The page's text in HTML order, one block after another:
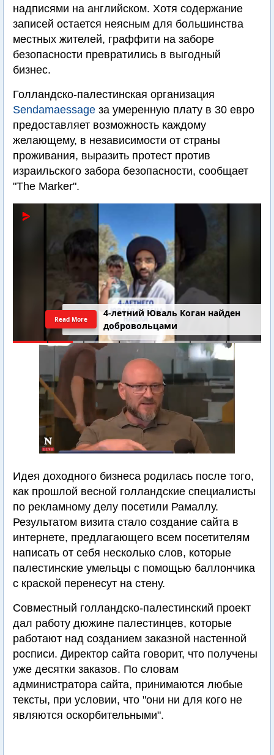
надписями на английском. Хотя содержание
записей остается неясным для большинства
местных жителей, граффити на заборе
безопасности превратились в выгодный
бизнес.
Голландско-палестинская организация
Sendamaessage за умеренную плату в 30 евро
предоставляет возможность каждому
желающему, в независимости от страны
проживания, выразить протест против
израильского забора безопасности, сообщает
"The Marker".
4-летний Юваль Коган найден
добровольцами
Read More
Идея доходного бизнеса родилась после того,
как прошлой весной голландские специалисты
по рекламному делу посетили Рамаллу.
Результатом визита стало создание сайта в
интернете, предлагающего всем посетителям
написать от себя несколько слов, которые
палестинские умельцы с помощью баллончика
с краской перенесут на стену.
Совместный голландско-палестинский проект
дал работу дюжине палестинцев, которые
работают над созданием заказной настенной
росписи. Директор сайта говорит, что получены
уже десятки заказов. По словам
администратора сайта, принимаются любые
тексты, при условии, что "они ни для кого не
являются оскорбительными".